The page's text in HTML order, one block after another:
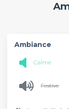
Ambiance
Calme
Festive